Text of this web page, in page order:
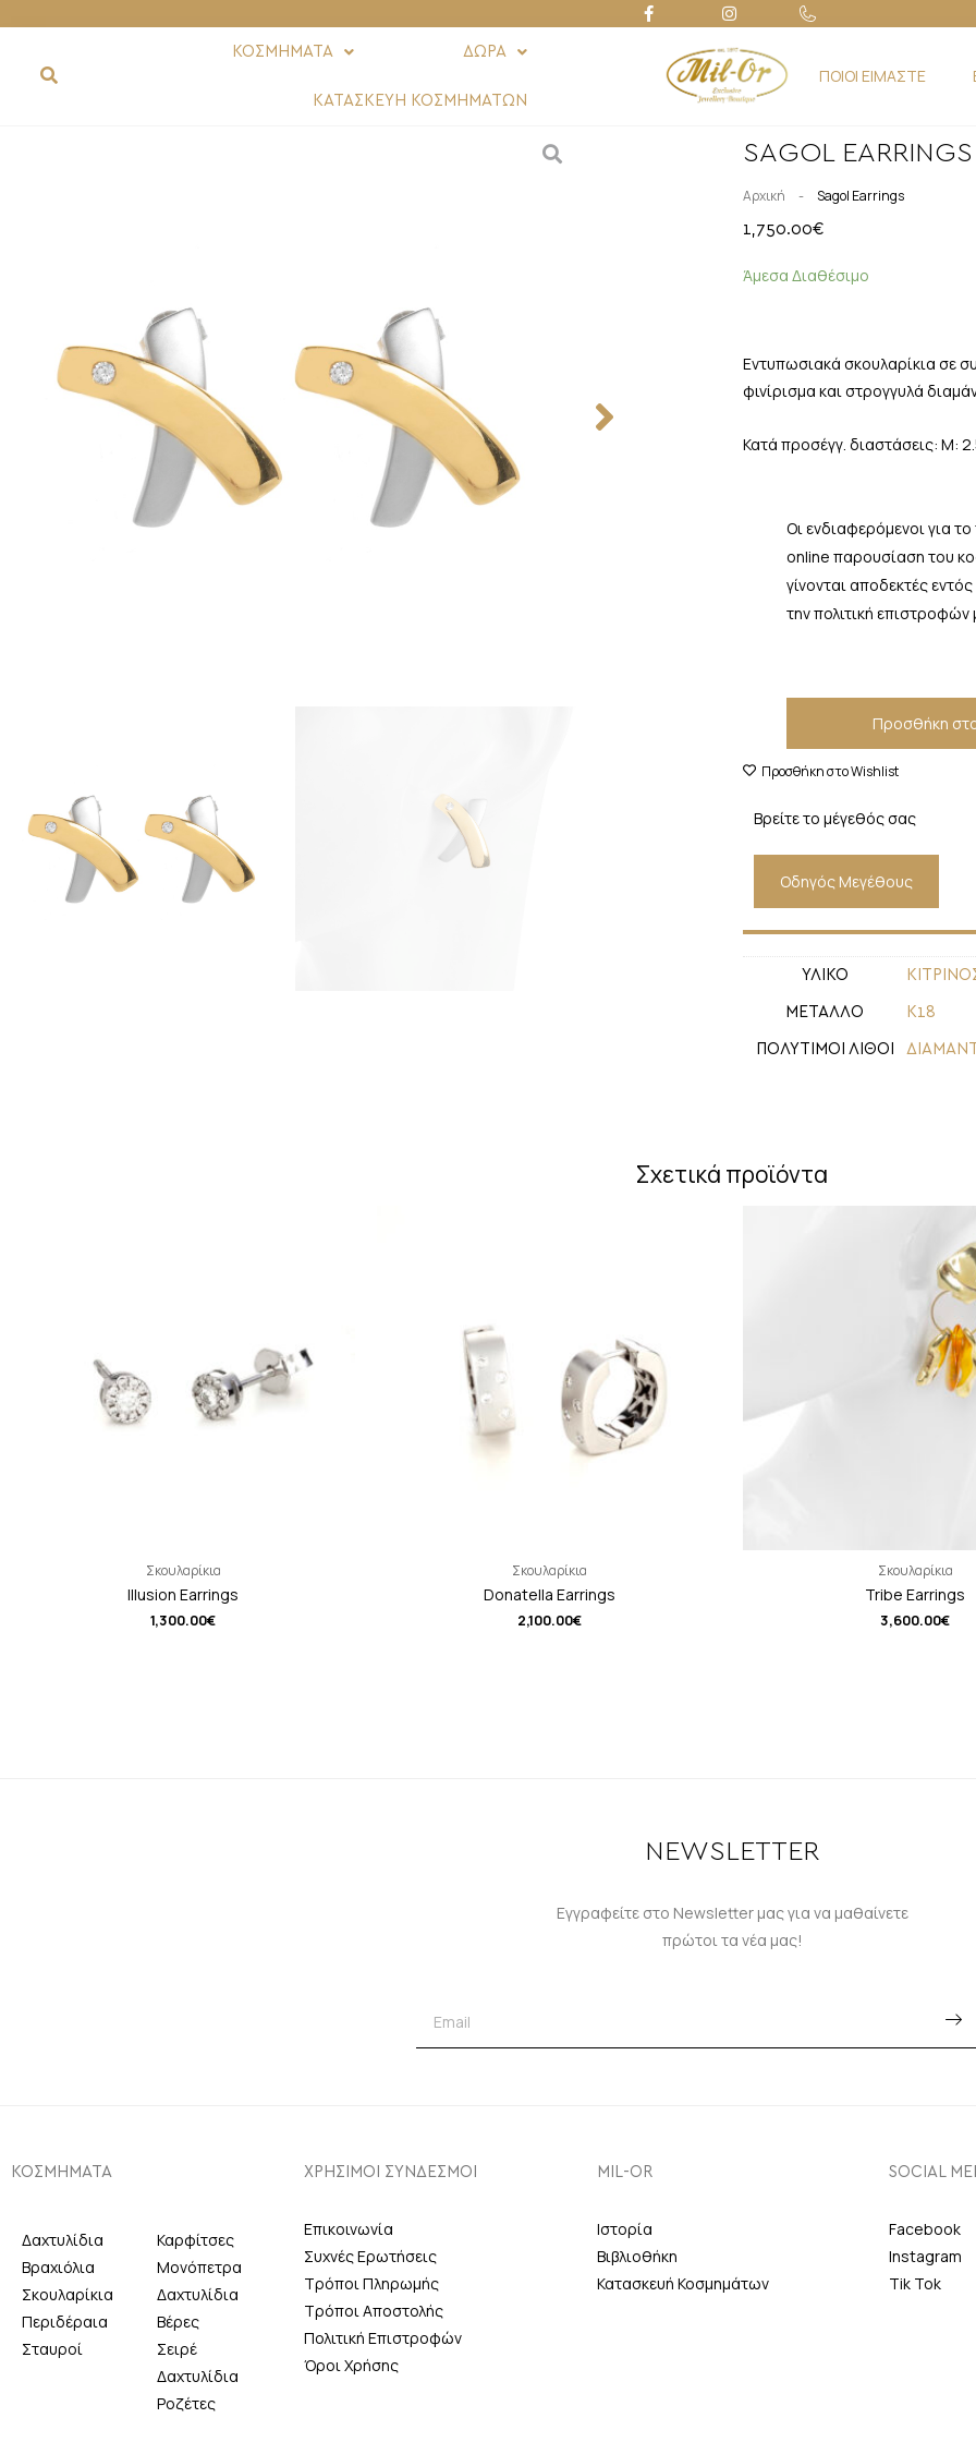
ΚΟΣΜΗΜΑΤΑ ΔΩΡΑ
ΚΑΤΑΣΚΕΥΗ ΚΟΣΜΗΜΑΤΩΝ
ΠΟΙΟΙ ΕΙΜΑΣΤΕ
SAGOL EARRINGS
Αρχική - Sagol Earrings
1,750.00€
Άμεσα Διαθέσιμο
Εντυπωσιακά σκουλαρίκια σε
φινίρισμα και στρογγυλά
Κατά προσέγγ. διαστάσεις: Μ:
Οι ενδιαφερόμενοι για
online παρουσίαση του
γίνονται αποδεκτές
την πολιτική επιστροφών
Προσθήκη
Προσθήκη στο Wishlist
Βρείτε το μέγεθός σας
Οδηγός Μεγέθους
ΥΛΙΚΟ
ΜΕΤΑΛΛΟ Κ18
ΠΟΛΥΤΙΜΟΙ ΛΙΘΟΙ
Σχετικά προϊόντα
Σκουλαρίκια
Illusion Earrings
1,300.00€
Σκουλαρίκια
Donatella Earrings
2,100.00€
Σκουλαρίκια
Tribe Earrings
3,600.00€
NEWSLETTER
Εγγραφείτε στο Newsletter μας για να μαθαίνετε
πρώτοι τα νέα μας!
ΚΟΣΜΗΜΑΤΑ
Δαχτυλίδια
Βραχιόλια
Σκουλαρίκια
Περιδέραια
Σταυροί
Καρφίτσες
Μονόπετρα
Δαχτυλίδια
Βέρες
Σειρέ
Δαχτυλίδια
Ροζέτες
ΧΡΗΣΙΜΟΙ ΣΥΝΔΕΣΜΟΙ
Επικοινωνία
Συχνές Ερωτήσεις
Τρόποι Πληρωμής
Τρόποι Αποστολής
Πολιτική Επιστροφών
Όροι Χρήσης
MIL-OR
Ιστορία
Βιβλιοθήκη
Κατασκευή Κοσμημάτων
SOCIAL
Facebook
Instagram
Tik Tok